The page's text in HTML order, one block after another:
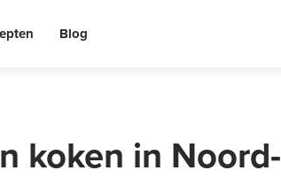
Blog
koken in